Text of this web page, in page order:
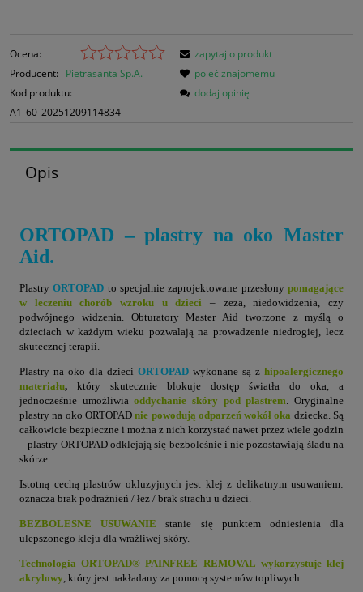
Ocena:
Producent:
Pietrasanta Sp.A.
Kod produktu:
A1_60_20251209114834
zapytaj o produkt
poleć znajomemu
dodaj opinię
Opis
ORTOPAD – plastry na oko Master
Aid.
PlastryORTOPAD to specjalnie zaprojektowane przesłony pomagające
w leczeniu chorób wzroku u dzieci – zeza, niedowidzenia, czy
podwójnego widzenia. Obturatory Master Aid tworzone z myślą o
dzieciach w każdym wieku pozwalają na prowadzenie niedrogiej, lecz
skutecznej terapii.
Plastry na oko dla dzieci ORTOPAD wykonane są z hipoalergicznego
materiału, który skutecznie blokuje dostęp światła do oka, a
jednocześnie umożliwia oddychanie skóry pod plastrem . Oryginalne
plastry na oko ORTOPADnie powodują odparzeń wokół oka dziecka. Są
całkowicie bezpieczne i można z nich korzystać nawet przez wiele godzin
– plastry ORTOPAD odklejają się bezboleśnie i nie pozostawiają śladu na
skórze.
Istotną cechą plastrów okluzyjnych jest klej z delikatnym usuwaniem:
oznacza brak podrażnień / łez / brak strachu u dzieci.
BEZBOLESNE USUWANIE
stanie się punktem odniesienia dla
ulepszonego kleju dla wrażliwej skóry.
Technologia ORTOPAD® PAINFREE REMOVAL wykorzystuje klej
akrylowy , który jest nakładany za pomocą systemów topliwych